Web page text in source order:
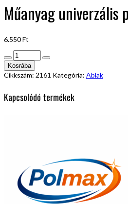
Műanyag univerzális
6.550Ft
Műanyag
univerzális
párkány
45
mennyiség
Kosrába
Cikkszám: 2161 Kategória: Ablak
Kapcsolódó termékek